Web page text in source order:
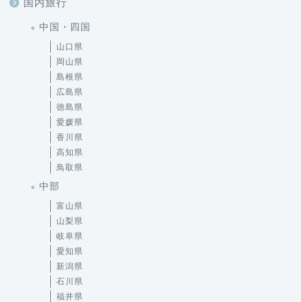
国内旅行
中国・四国
山口県
岡山県
島根県
広島県
徳島県
愛媛県
香川県
高知県
鳥取県
中部
富山県
山梨県
岐阜県
愛知県
新潟県
石川県
福井県